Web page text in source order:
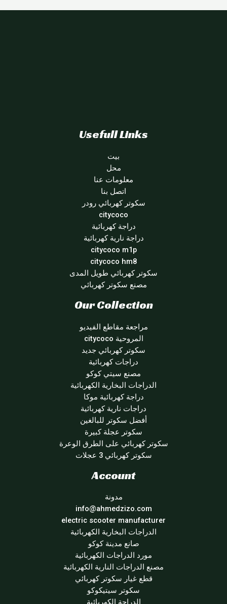
Usefull Links
بيت
محل
معلومات عنا
اتصل بنا
سكوتر كهربائي رودر
citycoco
دراجة كهربائية
دراجة نارية كهربائية
citycoco m1p
citycoco hm8
سكوتر كهربائي طويل المدى
مصنع سكوتر كهربائي
Our Collection
مراجعة مقاطع الفيديو
المروحية citycoco
سكوتر كهربائي جديد
دراجات كهربائية
مصنع سيتي كوكو
الدراجات البخارية الكهربائية
دراجة كهربائية موكا
دراجات نارية كهربائية
أفضل سكوتر للبالغين
سكوتر عجلة كبيرة
سكوتر كهربائي على الطرق الوعرة
سكوتر كهربائي 3 عجلات
Account
مدونة
info@ahmedzizo.com
electric scooter manufacturer
الدراجات البخارية الكهربائية
صانع مدينة كوكو
مورد الدراجات الكهربائية
مصنع الدراجات النارية الكهربائية
قطع غيار سكوتر كهربائي
سكوتر سيتيكوكو